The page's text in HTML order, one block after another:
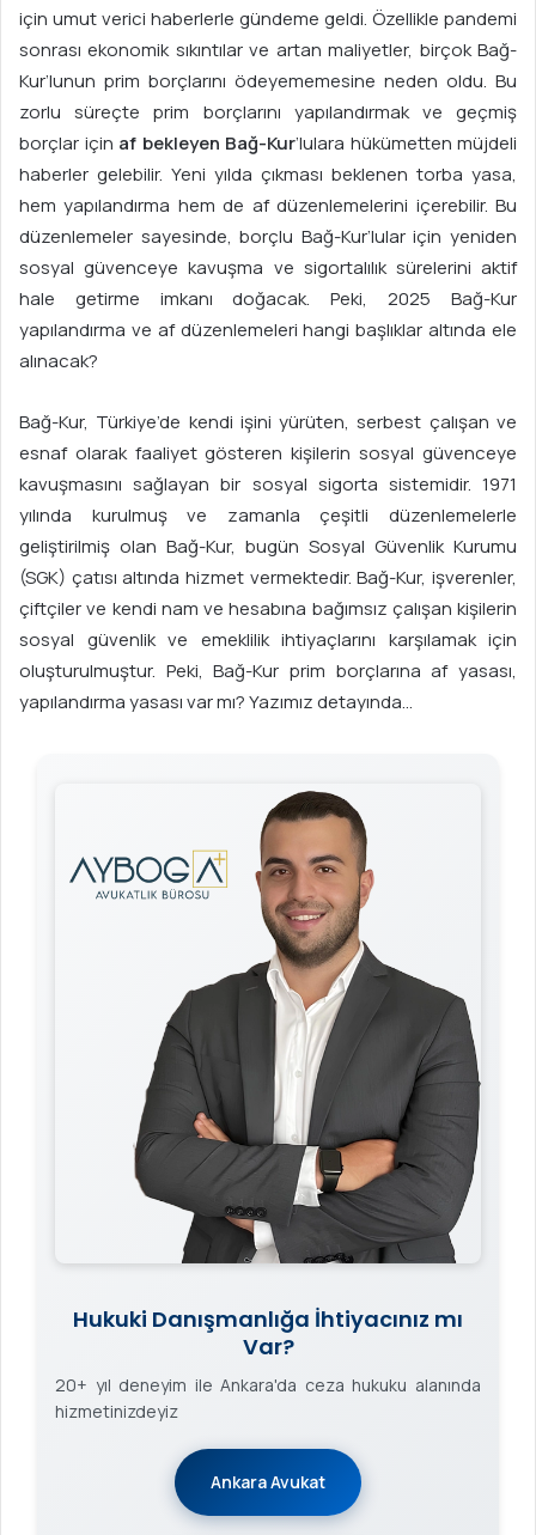
için umut verici haberlerle gündeme geldi. Özellikle pandemi
sonrası ekonomik sıkıntılar ve artan maliyetler, birçok Bağ-
Kur’lunun prim borçlarını ödeyememesine neden oldu. Bu
zorlu süreçte prim borçlarını yapılandırmak ve geçmiş
borçlar için af bekleyen Bağ-Kur’lulara hükümetten müjdeli
haberler gelebilir. Yeni yılda çıkması beklenen torba yasa,
hem yapılandırma hem de af düzenlemelerini içerebilir. Bu
düzenlemeler sayesinde, borçlu Bağ-Kur’lular için yeniden
sosyal güvenceye kavuşma ve sigortalılık sürelerini aktif
hale getirme imkanı doğacak. Peki, 2025 Bağ-Kur
yapılandırma ve af düzenlemeleri hangi başlıklar altında ele
alınacak?
Bağ-Kur, Türkiye’de kendi işini yürüten, serbest çalışan ve
esnaf olarak faaliyet gösteren kişilerin sosyal güvenceye
kavuşmasını sağlayan bir sosyal sigorta sistemidir. 1971
yılında kurulmuş ve zamanla çeşitli düzenlemelerle
geliştirilmiş olan Bağ-Kur, bugün Sosyal Güvenlik Kurumu
(SGK) çatısı altında hizmet vermektedir. Bağ-Kur, işverenler,
çiftçiler ve kendi nam ve hesabına bağımsız çalışan kişilerin
sosyal güvenlik ve emeklilik ihtiyaçlarını karşılamak için
oluşturulmuştur. Peki, Bağ-Kur prim borçlarına af yasası,
yapılandırma yasası var mı? Yazımız detayında…
Hukuki Danışmanlığa İhtiyacınız mı
Var?
20+ yıl deneyim ile Ankara'da ceza hukuku alanında
hizmetinizdeyiz
Ankara Avukat